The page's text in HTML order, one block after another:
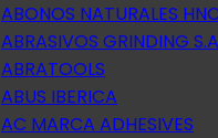
ABONOS NATURALES
ABRASIVOS GRINDING S.A
ABRATOOLS
ABUS IBERICA
AC MARCA ADHESIVES